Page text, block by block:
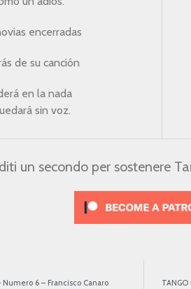
encerradas
de su canción
en la nada
sin voz.
un secondo per sostenere
Numero 6 – Francisco Canaro